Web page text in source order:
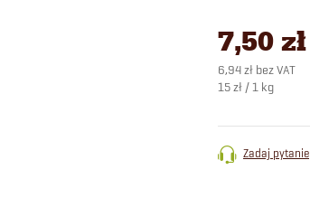
7,50 zł
6,94 zł bez VAT
Cena
15 zł / 1 kg
Zadaj pytanie